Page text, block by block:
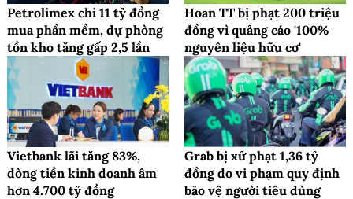
Petrolimex chi 11 tỷ đồng
mua phần mềm, dự phòng
tồn kho tăng gấp 2,5 lần
Hoan TT bị phạt 200 triệu
đồng vì quảng cáo '100%
nguyên liệu hữu cơ'
Vietbank lãi tăng 83%,
dòng tiền kinh doanh âm
hơn 4.700 tỷ đồng
Grab bị xử phạt 1,36 tỷ
đồng do vi phạm quy định
bảo vệ người tiêu dùng